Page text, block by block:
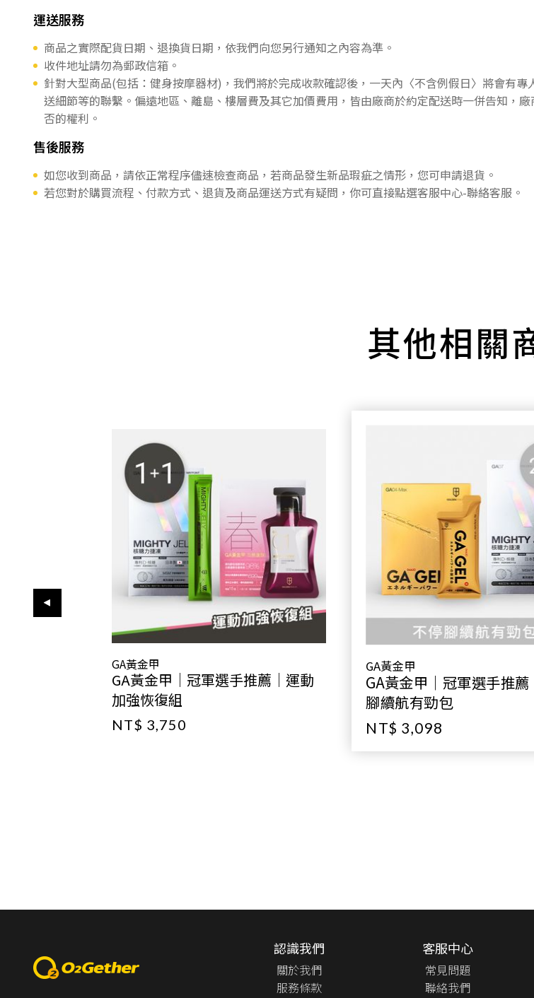
運送服務
商品之實際配貨日期、退換貨日期，依我們向您另行通知之內容為準。
收件地址請勿為郵政信箱。
針對大型商品(包括：健身按摩器材)，我們將於完成收款確認後，一天內〈不含例假日〉將會有專
送細節等的聯繫。偏遠地區、離島、樓層費及其它加價費用，皆由廠商於約定配送時一併告知，
否的權利。
售後服務
如您收到商品，請依正常程序儘速檢查商品，若商品發生新品瑕疵之情形，您可申請退貨。
若您對於購買流程、付款方式、退貨及商品運送方式有疑問，你可直接點選客服中心-聯絡客服。
其他相關
GA黃金甲
GA黃金甲｜冠軍選手推薦｜運動
加強恢復組
NT$ 3,750
GA黃金甲
GA黃金甲｜冠軍選手推
腳續航有勁包
NT$ 3,098
認識我們
關於我們
服務條款
客服中心
常見問題
聯絡我們